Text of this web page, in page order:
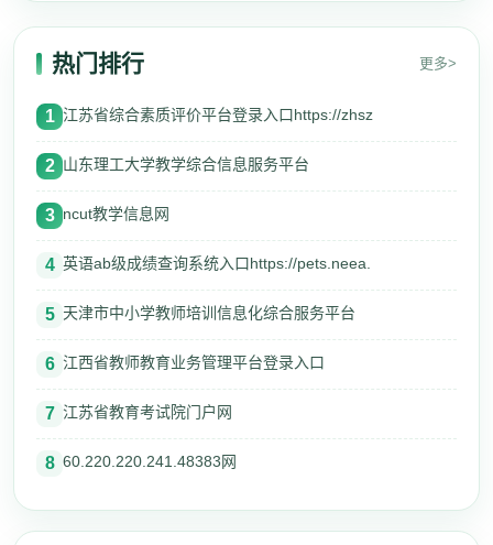
热门排行 更多>
1 江苏省综合素质评价平台登录入口https://zhsz
2 山东理工大学教学综合信息服务平台
3 ncut教学信息网
4 英语ab级成绩查询系统入口https://pets.neea.
5 天津市中小学教师培训信息化综合服务平台
6 江西省教师教育业务管理平台登录入口
7 江苏省教育考试院门户网
8 60.220.220.241.48383网